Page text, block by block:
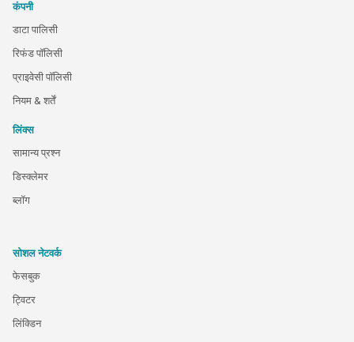
कंपनी
डाटा पालिसी
रिफंड पॉलिसी
प्राइवेसी पॉलिसी
नियम & शर्तें
लिंक्स
सामान्य प्रश्न
डिस्क्लेमर
ब्लॉग
सोशल नेटवर्क
फेसबुक
ट्विटर
लिंक्डिन